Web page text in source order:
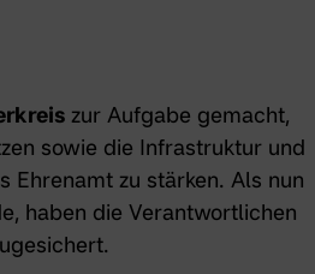
zur Aufgabe gemacht,
sowie die Infrastruktur und
Ehrenamt zu stärken. Als nun
haben die Verantwortlichen